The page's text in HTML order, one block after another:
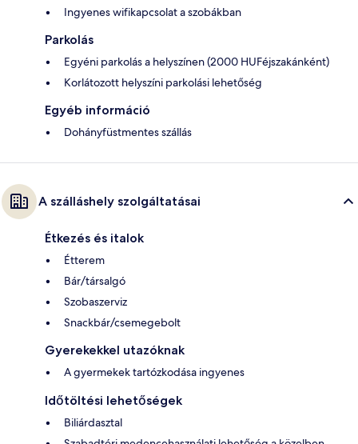
Ingyenes wifikapcsolat a szobákban
Parkolás
Egyéni parkolás a helyszínen (2000 HUFéjszakánként)
Korlátozott helyszíni parkolási lehetőség
Egyéb információ
Dohányfüstmentes szállás
A szálláshely szolgáltatásai
Étkezés és italok
Étterem
Bár/társalgó
Szobaszerviz
Snackbár/csemegebolt
Gyerekekkel utazóknak
A gyermekek tartózkodása ingyenes
Időtöltési lehetőségek
Biliárdasztal